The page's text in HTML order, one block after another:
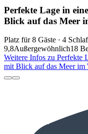
Perfekte Lage in
Blick auf das Meer
Platz für 8 Gäste · 4
9,8Außergewöhnlich18
Weitere Infos zu Perfekte
mit Blick auf das Meer im